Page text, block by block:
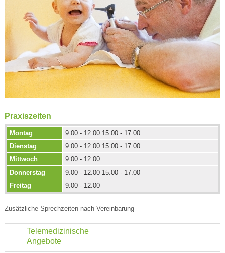
Praxiszeiten
Montag
9.00 - 12.00 15.00 - 17.00
Dienstag
9.00 - 12.00 15.00 - 17.00
Mittwoch
9.00 - 12.00
Donnerstag
9.00 - 12.00 15.00 - 17.00
Freitag
9.00 - 12.00
Zusätzliche Sprechzeiten nach Vereinbarung
Telemedizinische
Angebote